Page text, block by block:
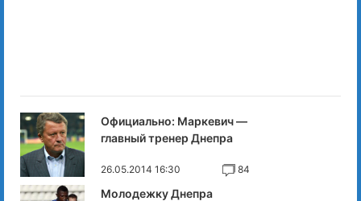
Официально: Маркевич —
главный тренер Днепра
26.05.2014 16:30 84
Молодежку Днепра